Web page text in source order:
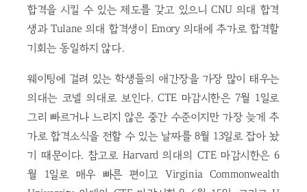
합격을 시킬 수 있는 제도를 갖고 있으니 CNU 의대 합격
생과 Tulane 의대 합격생이 Emory 의대에 추가로 합격할
기회는 동일하지 않다.
웨이팅에 걸려 있는 학생들의 애간장을 가장 많이 태우는
의대는 코넬 의대로 보인다. CTE 마감시한은 7월 1일로
그리 빠르거나 느리지 않은 중간 수준이지만 가장 늦게 추
가로 합격소식을 전할 수 있는 날짜를 8월 13일로 잡아 놨
기 때문이다. 참고로 Harvard 의대의 CTE 마감시한은 6
월 1일로 매우 빠른 편이고 Virginia Commonwealth